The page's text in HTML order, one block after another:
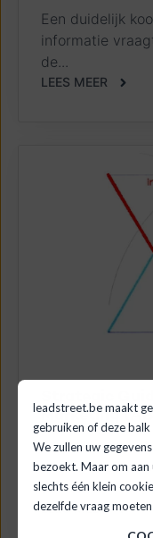
leadstreet.be maakt
gebruiken of deze
We zullen uw
bezoekt. Maar om
slechts één klein
dezelfde vraag
Een duidelijk
informatie
de...
LEES MEER
Marketing
Today’s
a wide net
aim to...
LEES MEER